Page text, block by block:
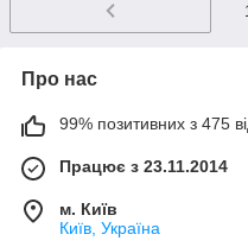
Про нас
99% позитивних з 475
Працює з 23.11.2014
м. Київ
Київ, Україна